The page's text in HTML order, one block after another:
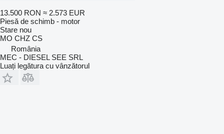
13.500 RON ≈ 2.573 EUR
Piesă de schimb - motor
Stare nou
MO CHZ CS
România
MEC - DIESEL SEE SRL
Luați legătura cu vânzătorul